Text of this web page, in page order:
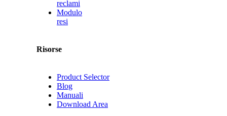
reclami
Modulo
resi
Risorse
Product Selector
Blog
Manuali
Download Area